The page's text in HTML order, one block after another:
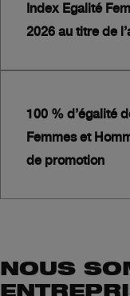
Index Egalité
2026 au titre de
100 % d’égalité
Femmes et
de promotion
NOUS